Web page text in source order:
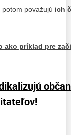
považujú ich
príklad pre